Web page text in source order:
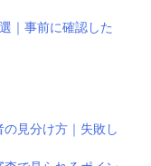
｜事前に確認した
の見分け方｜失敗し